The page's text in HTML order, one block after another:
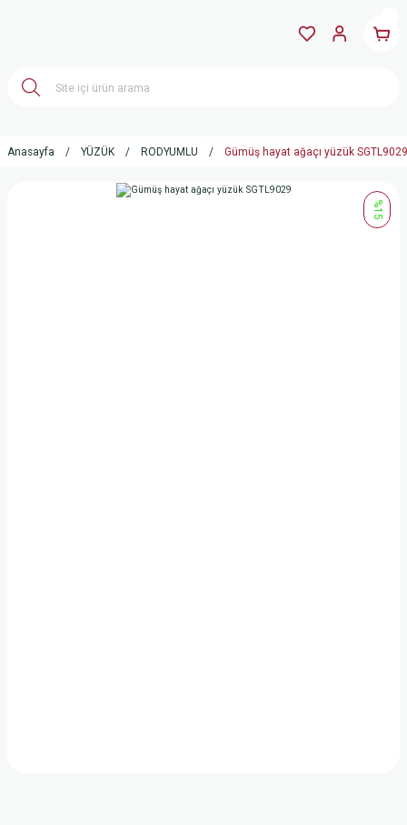
Anasayfa YÜZÜK RODYUMLU Gümüş hayat ağaçı yüzük SGTL9029
%15